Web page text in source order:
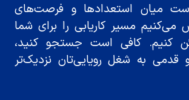
میان استعدادها و فرصت‌های
مسیر کاریابی را برای شما
کنیم. کافی است جستجو کنید،
قدمی به شغل رویایی‌تان نزدیک‌تر